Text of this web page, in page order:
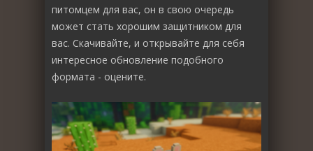
питомцем для вас, он в свою очередь
может стать хорошим защитником для
вас. Скачивайте, и открывайте для себя
интересное обновление подобного
формата - оцените.